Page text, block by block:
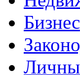
Бизнес